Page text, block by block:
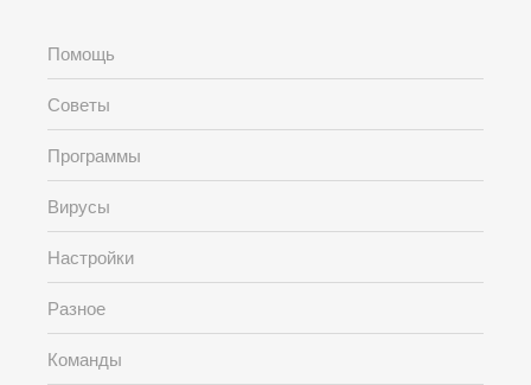
Помощь
Советы
Программы
Вирусы
Настройки
Разное
Команды